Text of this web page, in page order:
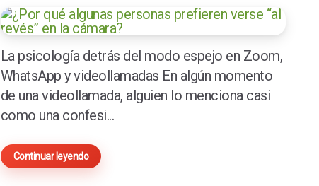
La psicología detrás del modo espejo en Zoom,
WhatsApp y videollamadas En algún momento
de una videollamada, alguien lo menciona casi
como una confesi...
Continuar leyendo